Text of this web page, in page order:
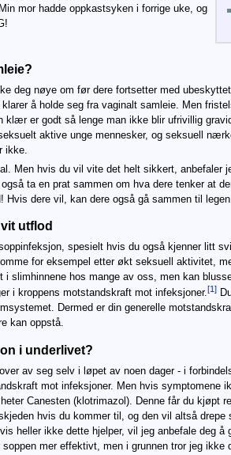
mor hadde oppkastsyken i forrige uke, og
deg nøye om før dere fortsetter med
å holde seg fra vaginalt samleie. Men
er godt så lenge man ikke blir ufrivillig
aktive unge mennesker, og seksuell
ikke.
Men hvis du vil vite det helt sikkert, anbefaler
ta en prat sammen om hva dere tenker at
dere vil, kan dere også gå sammen til
utflod
spesielt hvis du også kjenner litt
for eksempel etter økt seksuell aktivitet,
i slimhinnene hos mange av oss, men kan
i kroppens motstandskraft mot infeksjoner.[1]
Dermed er din generelle
kan oppstå.
i underlivet?
av seg selv i løpet av noen dager - i
mot infeksjoner. Men hvis symptomene
Canesten (klotrimazol). Denne får du kjøpt
hvis du kommer til, og den vil altså
heller ikke dette hjelper, vil jeg anbefale deg å
mer effektivt, men i grunnen tror jeg ikke